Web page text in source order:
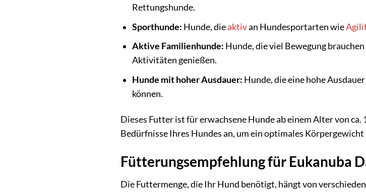
Rettungshunde.
Sporthunde: Hunde, dieaktivan Hundesportarten wie
Aktive Familienhunde: Hunde, die viel Bewegung
Aktivitäten genießen.
Hunde mit hoher Ausdauer: Hunde, die eine hohe
können.
Dieses Futter ist für erwachsene Hunde ab einem Alter von
Bedürfnisse Ihres Hundes an, um ein optimales Körpergewicht
Fütterungsempfehlung für Eukanuba
Die Futtermenge, die Ihr Hund benötigt, hängt von